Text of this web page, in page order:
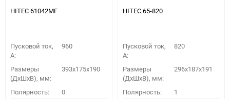
HITEC 61042MF
Пусковой ток,
A:
960
Размеры
(ДхШхВ), мм:
393x175x190
Полярность: 0
HITEC 65-820
Пусковой ток,
A:
820
Размеры
(ДхШхВ), мм:
296х187х191
Полярность: 1